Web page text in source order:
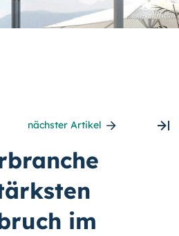
nächster Artikel
im